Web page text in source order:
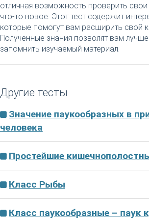
отличная возможность проверить свои
что-то новое. Этот тест содержит
которые помогут вам расширить свой
Полученные знания позволят вам
запомнить изучаемый материал.
Другие тесты
Значение паукообразных в
человека
Простейшие
Класс Рыбы
Класс паукообразные – паук